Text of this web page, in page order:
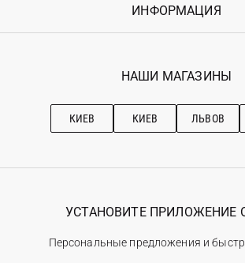
Возврат
Гарантия
Войти
Ostriv Club+
ИНФОРМАЦИЯ
Наши магазини
Рекомендации по уходу
НАШИ МАГАЗИНЫ
КИЕВ КИЕВ ЛЬВОВ
УСТАНОВИТЕ ПРИЛОЖЕНИЕ
Персональные предложения и